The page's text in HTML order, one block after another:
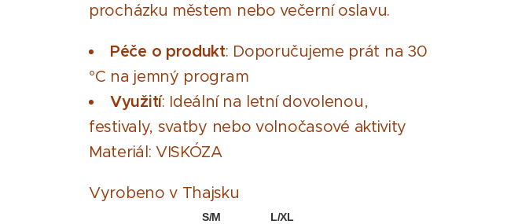
procházku městem nebo večerní oslavu.
Péče o produkt: Doporučujeme prát na 30
°C na jemný program
Využití: Ideální na letní dovolenou,
festivaly, svatby nebo volnočasové aktivity
Materiál: VISKÓZA
Vyrobeno v Thajsku
S/M
L/XL